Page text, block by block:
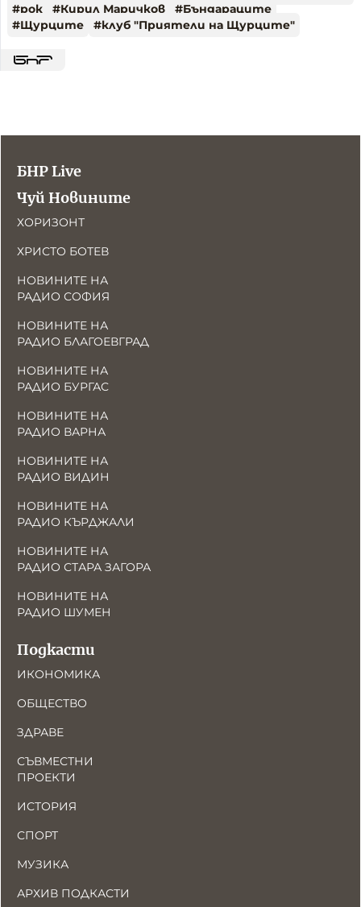
#рок #Кирил Маричков #Бъндараците
#Щурците #клуб "Приятели на Щурците"
БНР Live
Чуй Новините
ХОРИЗОНТ
ХРИСТО БОТЕВ
НОВИНИТЕ НА
РАДИО СОФИЯ
НОВИНИТЕ НА
РАДИО БЛАГОЕВГРАД
НОВИНИТЕ НА
РАДИО БУРГАС
НОВИНИТЕ НА
РАДИО ВАРНА
НОВИНИТЕ НА
РАДИО ВИДИН
НОВИНИТЕ НА
РАДИО КЪРДЖАЛИ
НОВИНИТЕ НА
РАДИО СТАРА ЗАГОРА
НОВИНИТЕ НА
РАДИО ШУМЕН
Подкасти
ИКОНОМИКА
ОБЩЕСТВО
ЗДРАВЕ
СЪВМЕСТНИ
ПРОЕКТИ
ИСТОРИЯ
СПОРТ
МУЗИКА
АРХИВ ПОДКАСТИ